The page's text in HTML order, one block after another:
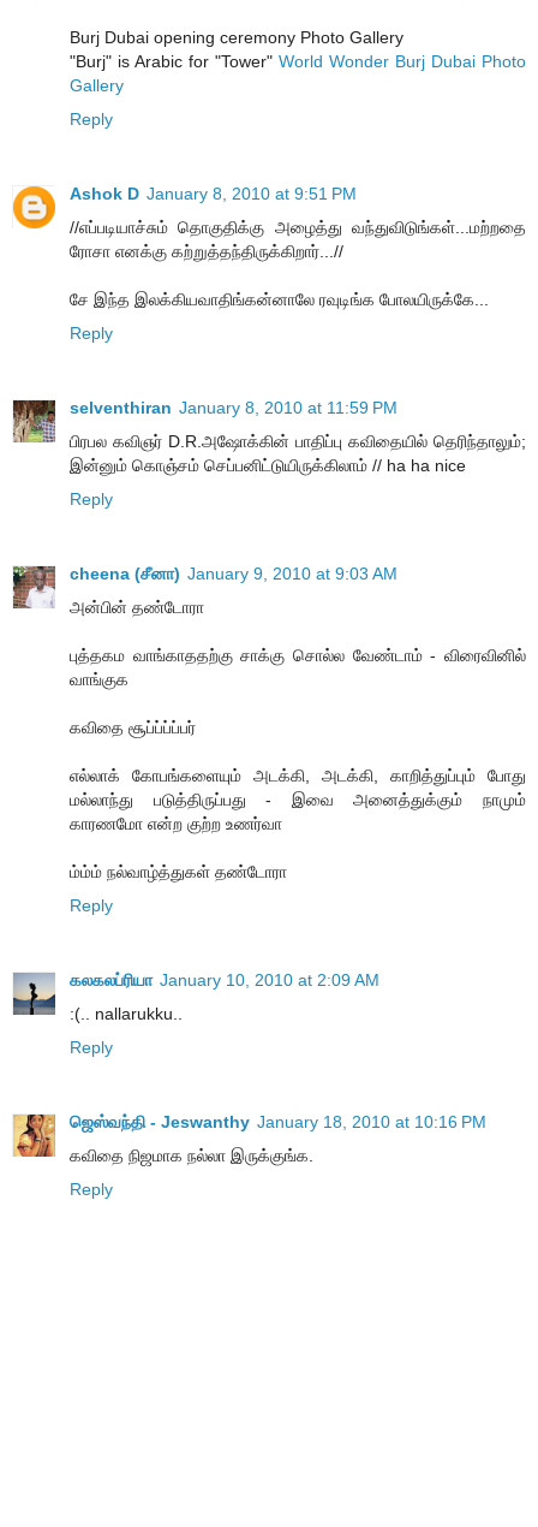
Burj Dubai opening ceremony Photo Gallery
"Burj" is Arabic for "Tower" World Wonder Burj Dubai Photo
Gallery
Reply
Ashok D January 8, 2010 at 9:51 PM
//எப்படியாச்சும் தொகுதிக்கு அழைத்து வந்துவிடுங்கள்...மற்றதை
ரோசா எனக்கு கற்றுத்தந்திருக்கிறார்...//
சே இந்த இலக்கியவாதிங்கன்னாலே ரவுடிங்க போலயிருக்கே...
Reply
selventhiran January 8, 2010 at 11:59 PM
பிரபல கவிஞர் D.R.அஷோக்கின் பாதிப்பு கவிதையில் தெரிந்தாலும்;
இன்னும் கொஞ்சம் செப்பனிட்டுயிருக்கிலாம் // ha ha nice
Reply
cheena (சீனா) January 9, 2010 at 9:03 AM
அன்பின் தண்டோரா
புத்தகம வாங்காததற்கு சாக்கு சொல்ல வேண்டாம் - விரைவினில்
வாங்குக
கவிதை சூப்ப்ப்ப்பர்
எல்லாக் கோபங்களையும் அடக்கி, அடக்கி, காறித்துப்பும் போது
மல்லாந்து படுத்திருப்பது - இவை அனைத்துக்கும் நாமும்
காரணமோ என்ற குற்ற உணர்வா
ம்ம்ம் நல்வாழ்த்துகள் தண்டோரா
Reply
கலகலப்ரியா January 10, 2010 at 2:09 AM
:(.. nallarukku..
Reply
ஜெஸ்வந்தி - Jeswanthy January 18, 2010 at 10:16 PM
கவிதை நிஜமாக நல்லா இருக்குங்க.
Reply